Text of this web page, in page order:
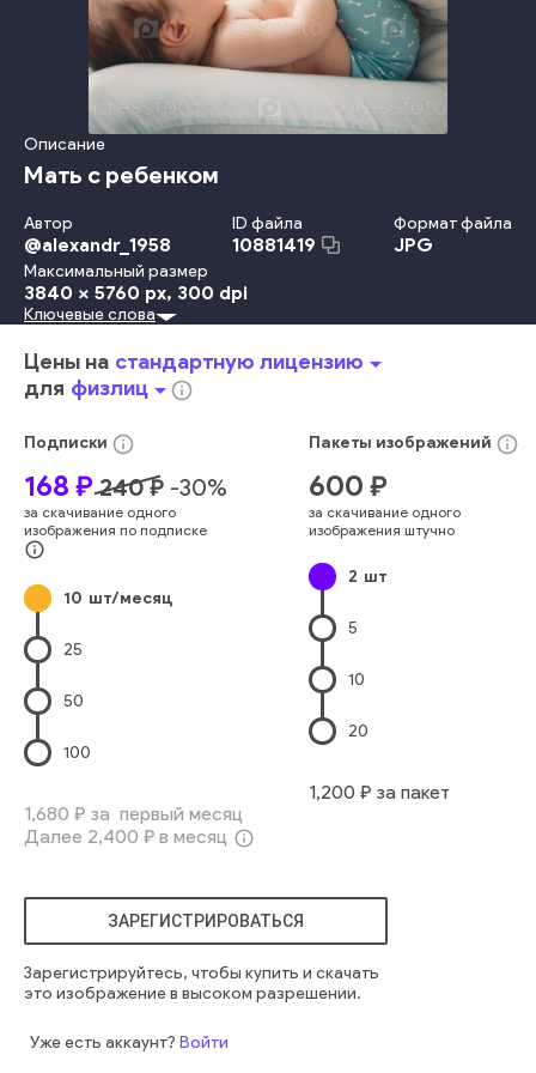
Описание
Мать с ребенком
Автор
@alexandr_1958
ID файла
10881419
Формат файла
JPG
Максимальный размер
3840 x 5760 px, 300 dpi
Красота Младенец
Женщины Образ Жизни Девочки Любовь
Семья
Держать Мать
В Помещении
Молодой Возраст
Обнимать
Кровать Мужской Пол Спальня Мальчики
Новая Жизнь Домашний Быт
Лежать
Европейского Происхождения
метафора эмоция
младенец дети взрослые люди
Ключевые слова
Цены на стандартную лицензиюarrow_drop_down
для физлицarrow_drop_downinfo_outline
Подписки info_outline
168 ₽ 240₽ -30%
за скачивание одного
изображения по подписке
info_outline
10 шт/месяц
25
50
100
1,680 ₽ за первый месяц
Далее 2,400 ₽ в месяц info_outline
Пакеты изображений info_outline
600 ₽
за скачивание одного
изображения штучно
2 шт
5
10
20
1,200 ₽ за пакет
ЗАРЕГИСТРИРОВАТЬСЯ
Зарегистрируйтесь, чтобы купить и скачать
это изображение в высоком разрешении.
Уже есть аккаунт? Войти